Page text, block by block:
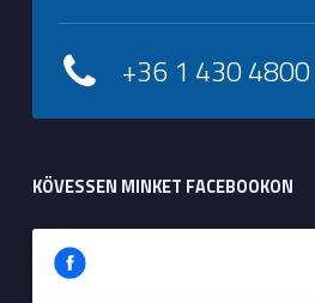
+36 1 430 4800
KÖVESSEN MINKET FACEBOOKON